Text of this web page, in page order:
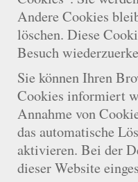
Andere Cookies
löschen. Diese
Besuch
Sie können Ihren
Cookies informiert
Annahme von
das automatische
aktivieren. Bei der
dieser Website